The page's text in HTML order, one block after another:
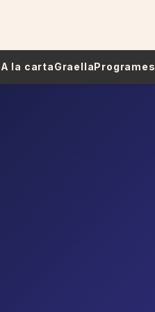
A la cartaGraellaProgrames